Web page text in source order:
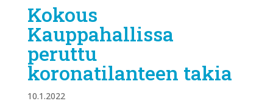
Kokous
Kauppahallissa
peruttu
koronatilanteen takia
10.1.2022